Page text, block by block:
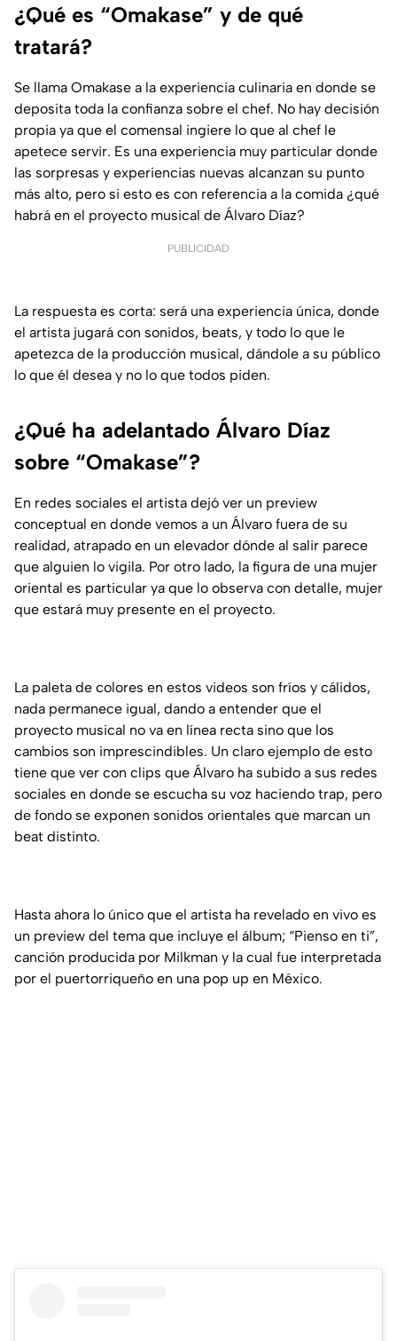
¿Qué es “Omakase” y de qué
tratará?
Se llama Omakase a la experiencia culinaria en donde se
deposita toda la confianza sobre el chef. No hay decisión
propia ya que el comensal ingiere lo que al chef le
apetece servir. Es una experiencia muy particular donde
las sorpresas y experiencias nuevas alcanzan su punto
más alto, pero si esto es con referencia a la comida ¿qué
habrá en el proyecto musical de Álvaro Díaz?
PUBLICIDAD
La respuesta es corta: será una experiencia única, donde
el artista jugará con sonidos, beats, y todo lo que le
apetezca de la producción musical, dándole a su público
lo que él desea y no lo que todos piden.
¿Qué ha adelantado Álvaro Díaz
sobre “Omakase”?
En redes sociales el artista dejó ver un preview
conceptual en donde vemos a un Álvaro fuera de su
realidad, atrapado en un elevador dónde al salir parece
que alguien lo vigila. Por otro lado, la figura de una mujer
oriental es particular ya que lo observa con detalle, mujer
que estará muy presente en el proyecto.
La paleta de colores en estos videos son fríos y cálidos,
nada permanece igual, dando a entender que el
proyecto musical no va en línea recta sino que los
cambios son imprescindibles. Un claro ejemplo de esto
tiene que ver con clips que Álvaro ha subido a sus redes
sociales en donde se escucha su voz haciendo trap, pero
de fondo se exponen sonidos orientales que marcan un
beat distinto.
Hasta ahora lo único que el artista ha revelado en vivo es
un preview del tema que incluye el álbum; “Pienso en ti”,
canción producida por Milkman y la cual fue interpretada
por el puertorriqueño en una pop up en México.